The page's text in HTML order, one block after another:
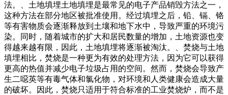
法。、土地填埋土地填埋是最常见的电子产品销毁方法之一，
这种方法在部分地区被批准使用。经过填埋之后，铅、镉、铬
等有害物质会逐渐释放到土壤和地下水中，导致严重的环境污
染。同时，随着城市的扩大和居民数量的增加，土地资源也变
得越来越有限，因此，土地填埋将逐渐被淘汰。、焚烧与土地
填埋相比，焚烧是一种更为有效的处理方法，因为它可以获得
更高的热值并减少电子垃圾占用的空间。然而，焚烧会导致产
生二噁英等有毒气体和氯化物，对环境和人类健康会造成大量
的破坏。因此，焚烧只适用于符合标准的工业焚烧炉，而不是